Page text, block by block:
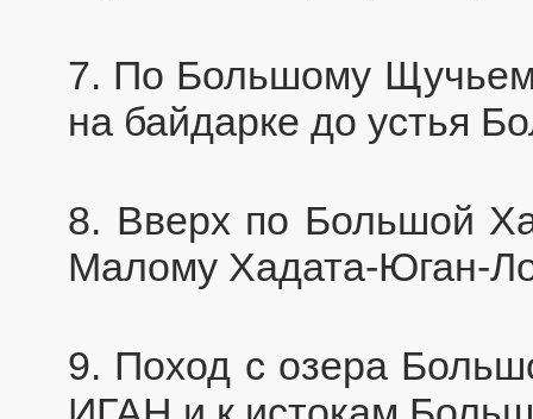
7. По Большому
на байдарке до устья
8. Вверх по Большой
Малому Хадата-Юган-
9. Поход с озера